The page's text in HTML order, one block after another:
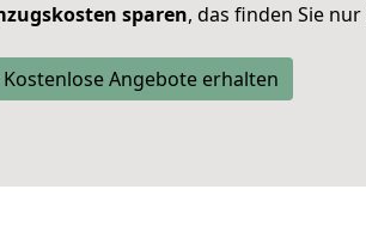
sparen, das finden Sie
Kostenlose Angebote erhalten